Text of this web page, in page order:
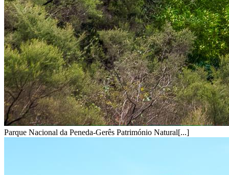
Parque Nacional da Peneda-Gerês Património Natural[...]